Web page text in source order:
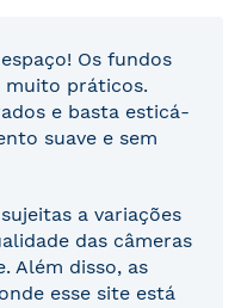
Os fundos
práticos.
e basta esticá-
suave e sem
a variações
das câmeras
Além disso, as
esse site está